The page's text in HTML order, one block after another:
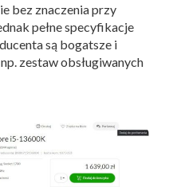
bez znaczenia przy
pełne specyfikacje
są bogatsze i
zestaw obsługiwanych